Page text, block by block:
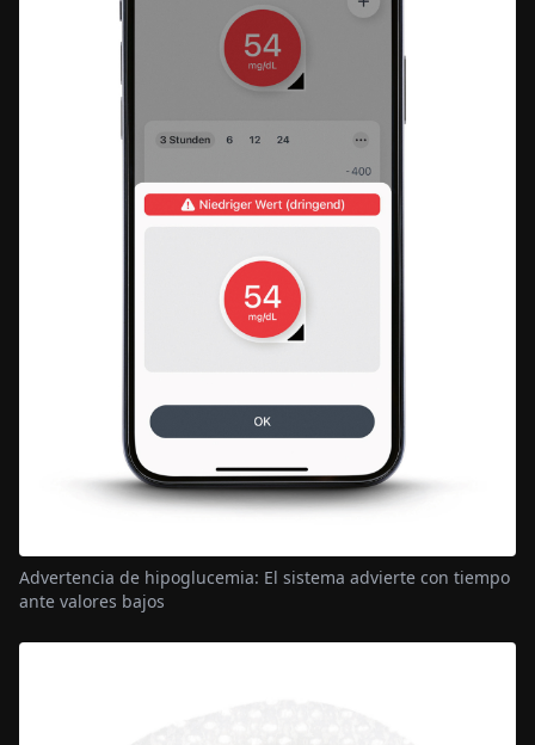
Advertencia de hipoglucemia: El sistema advierte con tiempo
ante valores bajos